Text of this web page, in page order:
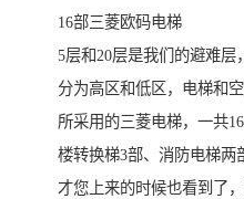
16部三菱欧码电梯
5层和20层是我们的避难层
分为高区和低区，电梯和
所采用的三菱电梯，一共
楼转换梯3部、消防电梯两
才您上来的时候也看到了